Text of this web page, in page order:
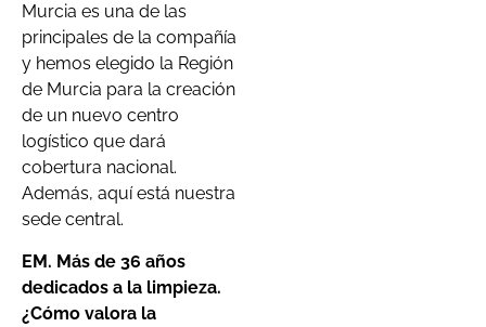
Murcia es una de las
principales de la compañía
y hemos elegido la Región
de Murcia para la creación
de un nuevo centro
logístico que dará
cobertura nacional.
Además, aquí está nuestra
sede central.
EM. Más de 36 años
dedicados a la limpieza.
¿Cómo valora la